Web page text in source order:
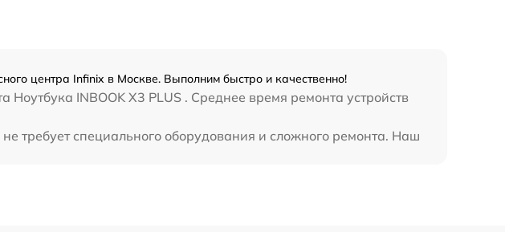
1750 р
1100 р
центра Infinix в Москве. Выполним быстро и качественно!
INBOOK X3 PLUS . Среднее время ремонта устройств
требует специального оборудования и сложного ремонта. Наш